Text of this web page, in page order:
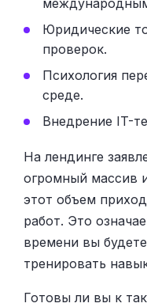
Юридические
проверок.
Психология
среде.
Внедрение IT-
На лендинге
огромный массив
этот объем
работ. Это
времени вы
тренировать
Готовы ли вы к